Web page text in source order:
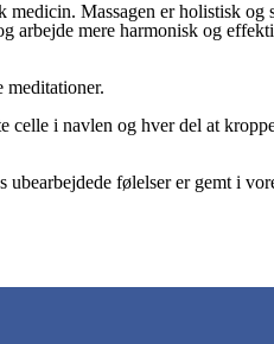
Massagen er holistisk
mere harmonisk og
celle i navlen og hver del at
følelser er gemt i